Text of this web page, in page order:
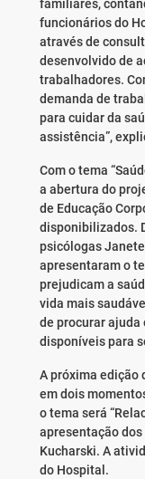
familiares,
funcionários do
através de
desenvolvido de
trabalhadores.
demanda de
para cuidar da
assistência”,
Com o tema
a abertura do
de Educação
disponibilizados.
psicólogas
apresentaram o
prejudicam a
vida mais
de procurar
disponíveis para
A próxima edição
em dois
o tema será
apresentação
Kucharski. A
do Hospital.